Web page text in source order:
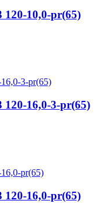
120-10,0-pr(65)
120-16,0-3-pr(65)
120-16,0-pr(65)